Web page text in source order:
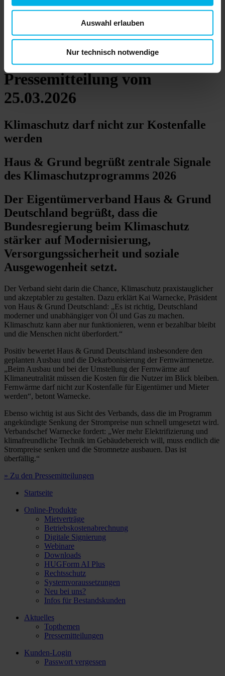
Auswahl erlauben
Nur technisch notwendige
Pressemitteilung vom
25.03.2026
Klimaschutz darf nicht zur Kostenfalle
werden
Haus & Grund begrüßt zentrale Signale
des Klimaschutzprogramms 2026
Der Eigentümerverband Haus & Grund
Deutschland begrüßt, dass die
Bundesregierung beim Klimaschutz
stärker auf Modernisierung,
Versorgungssicherheit und soziale
Ausgewogenheit setzt.
Der Verband sieht darin die Chance, Klimaschutz praxistauglicher
und akzeptabler zu gestalten. Dazu erklärt Kai Warnecke, Präsident
von Haus & Grund Deutschland: „Es ist richtig, Deutschland
moderner und unabhängiger von Öl und Gas zu machen.
Klimaschutz kann aber nur funktionieren, wenn er bezahlbar bleibt
und die Menschen nicht überfordert.“
Positiv bewertet Haus & Grund Deutschland insbesondere den
geplanten Ausbau und die Dekarbonisierung der Fernwärmenetze.
„Beim Ausbau und bei der Umstellung der Fernwärme auf
Klimaneutralität müssen die Kosten für die Nutzer im Blick bleiben.
Fernwärme darf nicht zur Kostenfalle für Eigentümer und Mieter
werden“, betont Warnecke.
Ebenso wichtig ist aus Sicht des Verbands, dass die im Programm
angekündigte Senkung der Strompreise nun schnell umgesetzt wird.
Verbandschef Warnecke fordert: „Wer mehr Elektrifizierung und
klimafreundliche Technik im Gebäudebereich will, muss endlich die
Strompreise senken und die Stromnetze ausbauen. Das ist
überfällig.“
» Zu den Pressemitteilungen
Startseite
Online-Produkte
Mietverträge
Betriebskostenabrechnung
Digitale Signierung
Webinare
Downloads
HUGForm AI Plus
Rechtsschutz
Systemvoraussetzungen
Neu bei uns?
Infos für Bestandskunden
Aktuelles
Topthemen
Pressemitteilungen
Kunden-Login
Passwort vergessen